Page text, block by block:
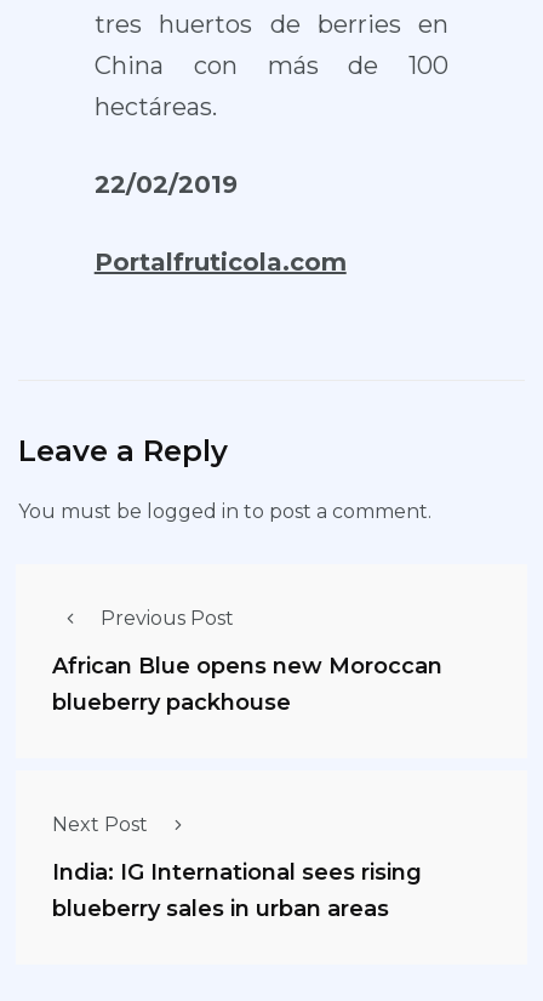
tres huertos de berries en
China con más de 100
hectáreas.
22/02/2019
Portalfruticola.com
Leave a Reply
You must be logged in to post a comment.
Previous Post
African Blue opens new Moroccan
blueberry packhouse
Next Post
India: IG International sees rising
blueberry sales in urban areas